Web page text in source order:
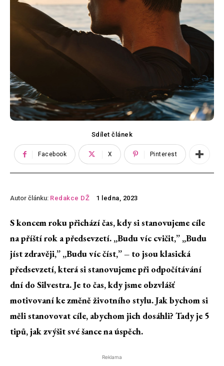
Sdílet článek
Facebook X Pinterest
Autor článku: Redakce DŽ 1 ledna, 2023
S koncem roku přichází čas, kdy si stanovujeme cíle
na příští rok a předsevzetí. „Budu víc cvičit,” „Budu
jíst zdravěji,” „Budu víc číst,” – to jsou klasická
předsevzetí, která si stanovujeme při odpočítávání
dní do Silvestra. Je to čas, kdy jsme obzvlášť
motivovaní ke změně životního stylu. Jak bychom si
měli stanovovat cíle, abychom jich dosáhli? Tady je 5
tipů, jak zvýšit své šance na úspěch.
Reklama